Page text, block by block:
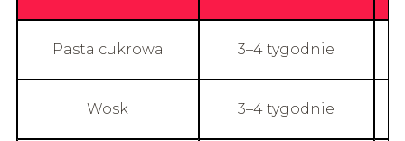
Pasta cukrowa 3–4 tygodnie
Wosk 3–4 tygodnie